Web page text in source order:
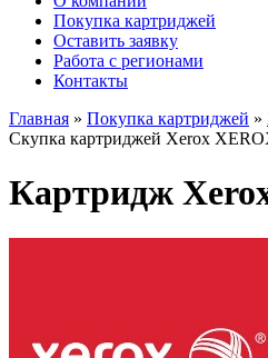
Покупка картриджей
Оставить заявку
Работа с регионами
Контакты
Главная » Покупка картриджей »
Скупка картриджей Xerox
Картридж